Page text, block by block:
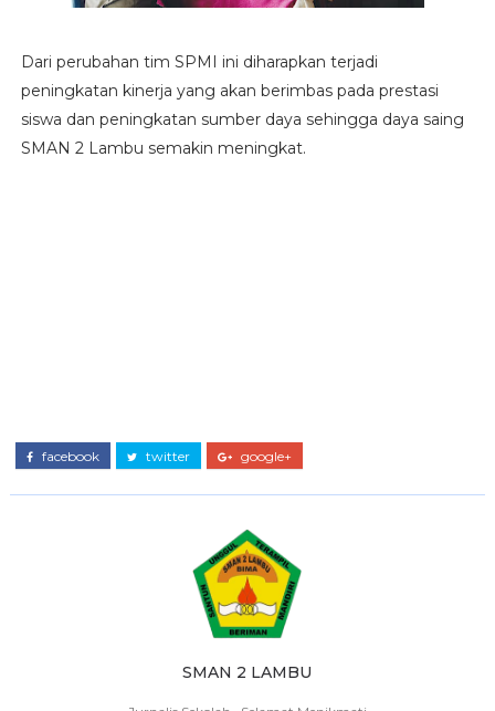
Dari perubahan tim SPMI ini diharapkan terjadi
peningkatan kinerja yang akan berimbas pada prestasi
siswa dan peningkatan sumber daya sehingga daya saing
SMAN 2 Lambu semakin meningkat.
facebook twitter google+
SMAN 2 LAMBU